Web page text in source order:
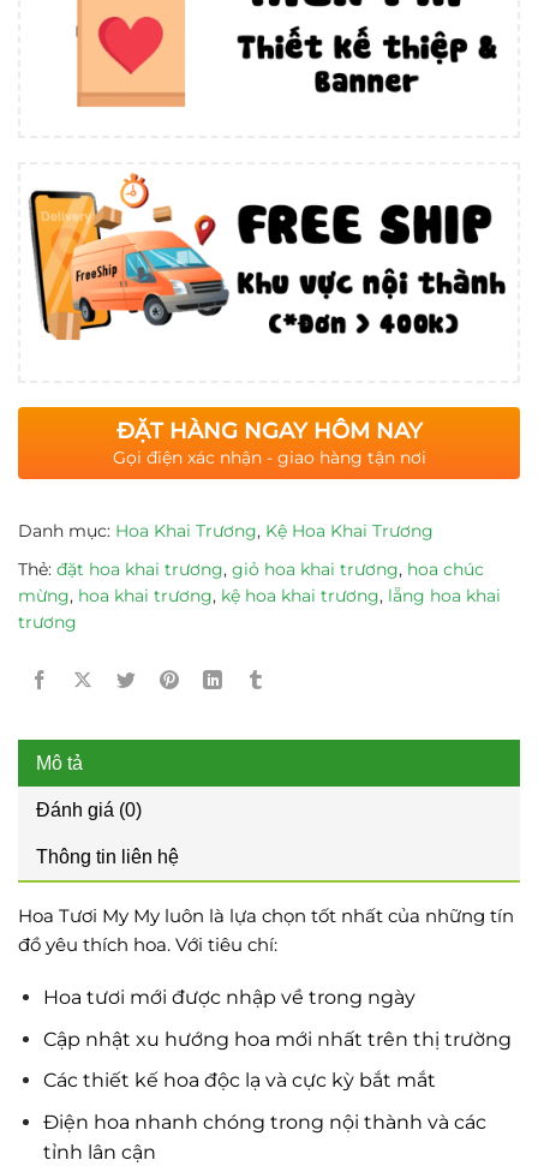
ĐẶT HÀNG NGAY HÔM NAY
Gọi điện xác nhận - giao hàng tận nơi
Danh mục: Hoa Khai Trương, Kệ Hoa Khai Trương
Thẻ: đặt hoa khai trương, giỏ hoa khai trương, hoa chúc
mừng, hoa khai trương, kệ hoa khai trương, lẵng hoa khai
trương
Mô tả
Đánh giá (0)
Thông tin liên hệ
Hoa Tươi My My luôn là lựa chọn tốt nhất của những tín
đồ yêu thích hoa. Với tiêu chí:
Hoa tươi mới được nhập về trong ngày
Cập nhật xu hướng hoa mới nhất trên thị trường
Các thiết kế hoa độc lạ và cực kỳ bắt mắt
Điện hoa nhanh chóng trong nội thành và các
tỉnh lân cận